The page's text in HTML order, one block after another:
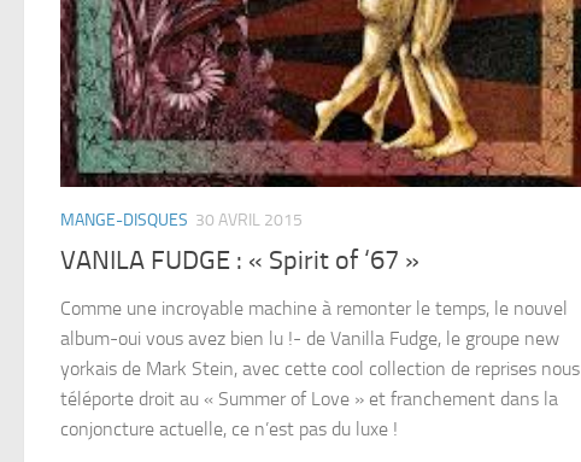
MANGE-DISQUES 30 AVRIL 2015
VANILA FUDGE : « Spirit of ‘67 »
Comme une incroyable machine à remonter le temps, le nouvel
album-oui vous avez bien lu !- de Vanilla Fudge, le groupe new
yorkais de Mark Stein, avec cette cool collection de reprises nous
téléporte droit au « Summer of Love » et franchement dans la
conjoncture actuelle, ce n’est pas du luxe !